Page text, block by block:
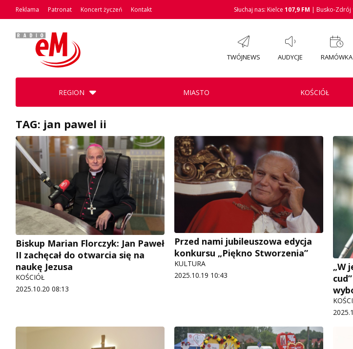
Reklama Patronat Koncert życzeń Kontakt Słuchaj nas: Kielce 107,9 FM | Busko-Zdrój
TWÓJNEWS AUDYCJE RAMÓWKA
REGION MIASTO KOŚCIÓŁ
TAG: jan pawel ii
Biskup Marian Florczyk: Jan Paweł
II zachęcał do otwarcia się na
naukę Jezusa
KOŚCIÓŁ
2025.10.20 08:13
Przed nami jubileuszowa edycja
konkursu „Piękno Stworzenia”
KULTURA
2025.10.19 10:43
„W